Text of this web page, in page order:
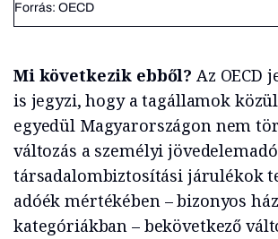
Forrás: OECD
Mi következik ebből? Az OECD
is jegyzi, hogy a tagállamok közül
egyedül Magyarországon nem
változás a személyi
társadalombiztosítási járulékok
adóék mértékében – bizonyos
kategóriákban – bekövetkező